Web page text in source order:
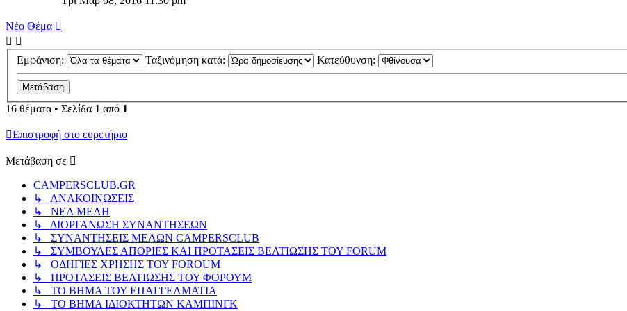
Νέο Θέμα
Εμφάνιση: Ταξινόμηση κατά: Κατεύθυνση:
16 θέματα • Σελίδα 1 από 1
Επιστροφή στο ευρετήριο
Μετάβαση σε
CAMPERSCLUB.GR
↳ ΑΝΑΚΟΙΝΩΣΕΙΣ
↳ ΝΕΑ ΜΕΛΗ
↳ ΔΙΟΡΓΑΝΩΣΗ ΣΥΝΑΝΤΗΣΕΩΝ
↳ ΣΥΝΑΝΤΗΣΕΙΣ ΜΕΛΩΝ CAMPERSCLUB
↳ ΣΥΜΒΟΥΛΕΣ ΑΠΟΡΙΕΣ ΚΑΙ ΠΡΟΤΑΣΕΙΣ ΒΕΛΤΙΩΣΗΣ ΤΟΥ FORUM
↳ ΟΔΗΓΙΕΣ ΧΡΗΣΗΣ ΤΟΥ FOROUM
↳ ΠΡΟΤΑΣΕΙΣ ΒΕΛΤΙΩΣΗΣ ΤΟΥ ΦΟΡΟΥΜ
↳ ΤΟ ΒΗΜΑ ΤΟΥ ΕΠΑΓΓΕΛΜΑΤΙΑ
↳ ΤΟ ΒΗΜΑ ΙΔΙΟΚΤΗΤΩΝ ΚΑΜΠΙΝΓΚ